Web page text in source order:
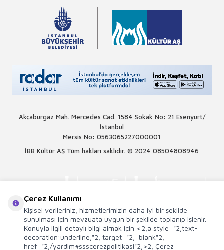
Akçaburgaz Mah. Mercedes Cad. 1584 Sokak No: 21 Esenyurt/
İstanbul
Mersis No: 0563065227000001
İBB Kültür AŞ Tüm hakları saklıdır. © 2024 08504808946
Çerez Kullanımı
Kişisel verileriniz, hizmetlerimizin daha iyi bir şekilde
sunulması için mevzuata uygun bir şekilde toplanıp işlenir.
Konuyla ilgili detaylı bilgi almak için <2;a style="2;text-
decoration:underline;"2; target="2;_blank"2;
href="2;/yardim#ssscerezpolitikasi"2;>2; Çerez